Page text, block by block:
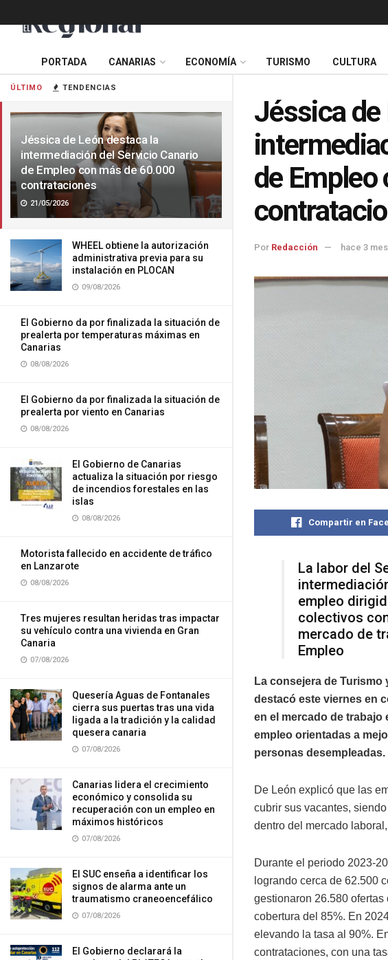
ÚLTIMO TENDENCIAS
Jéssica de León destaca la
intermediación del Servicio Canario
de Empleo con más de 60.000
contrataciones
21/05/2026
WHEEL obtiene la autorización
administrativa previa para su
instalación en PLOCAN
09/08/2026
El Gobierno da por finalizada la situación de
prealerta por temperaturas máximas en
Canarias
08/08/2026
El Gobierno da por finalizada la situación de
prealerta por viento en Canarias
08/08/2026
El Gobierno de Canarias
actualiza la situación por riesgo
de incendios forestales en las
islas
08/08/2026
Motorista fallecido en accidente de tráfico
en Lanzarote
08/08/2026
Tres mujeres resultan heridas tras impactar
su vehículo contra una vivienda en Gran
Canaria
07/08/2026
Quesería Aguas de Fontanales
cierra sus puertas tras una vida
ligada a la tradición y la calidad
quesera canaria
07/08/2026
Canarias lidera el crecimiento
económico y consolida su
recuperación con un empleo en
máximos históricos
07/08/2026
El SUC enseña a identificar los
signos de alarma ante un
traumatismo craneoencefálico
07/08/2026
El Gobierno declarará la
PORTADA CANARIAS ECONOMÍA TURISMO CULTURA
Jéssica de
de
Por Redacción hace 3
Compartir en
La labor del
empleo
colectivos
mercado de
Empleo
La consejera de
destacó este viernes en
en el mercado de
empleo orientadas a
personas desempleadas.
De León explicó que las
cubrir sus vacantes,
dentro del mercado
Durante el periodo 2023-
logrando cerca de 62.500
gestionaron 26.580
cobertura del 85%. En
elevando la tasa al 90%.
contrataciones, con una